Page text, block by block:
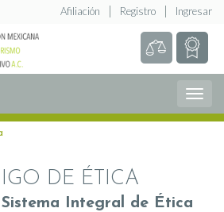
Ingresar
Registro
Afiliación
Menú
DE ÉTICA
Sistema Integral de Ética